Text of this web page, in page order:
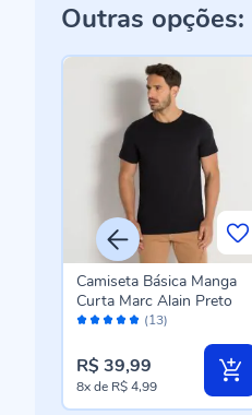
Outras opções:
Avaliação: (13)
Camiseta Básica Manga
Curta Marc Alain Preto
R$ 39,99
8xde R$ 4,99